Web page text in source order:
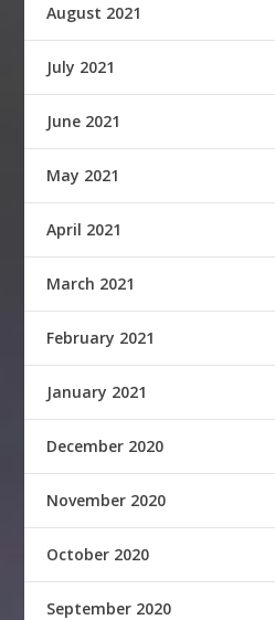
August 2021
July 2021
June 2021
May 2021
April 2021
March 2021
February 2021
January 2021
December 2020
November 2020
October 2020
September 2020